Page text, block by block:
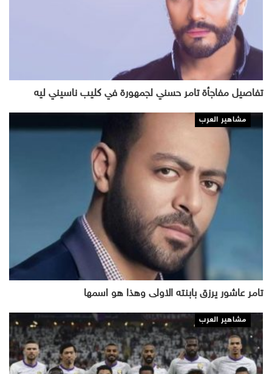
تفاصيل مفاجأة تامر حسني لجمهورة في كليب ناسيني ليه
مشاهير العرب
تامر عاشور يرزق بابنته الاولى وهذا هو اسمها
مشاهير العرب